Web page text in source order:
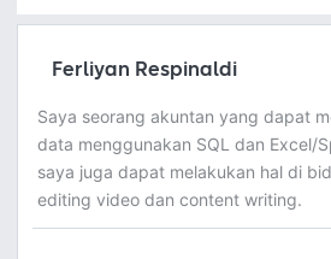
Ferliyan Respinaldi
Saya seorang akuntan yang dapat
data menggunakan SQL dan Excel/
saya juga dapat melakukan hal di
editing video dan content writing.